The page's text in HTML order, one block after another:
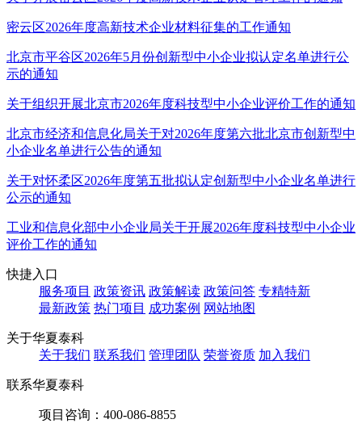
密云区2026年度高新技术企业材料征集的工作通知
北京市平谷区2026年5月份创新型中小企业拟认定名单进行公
示的通知
关于组织开展北京市2026年度科技型中小企业评价工作的通知
北京市经济和信息化局关于对2026年度第六批北京市创新型中
小企业名单进行公告的通知
关于对怀柔区2026年度第五批拟认定创新型中小企业名单进行
公示的通知
工业和信息化部中小企业局关于开展2026年度科技型中小企业
评价工作的通知
快捷入口
服务项目 政策资讯 政策解读 政策问答 专精特新
最新政策 热门项目 成功案例 网站地图
关于华夏泰科
关于我们 联系我们 管理团队 荣誉资质 加入我们
联系华夏泰科
项目咨询： 400-086-8855